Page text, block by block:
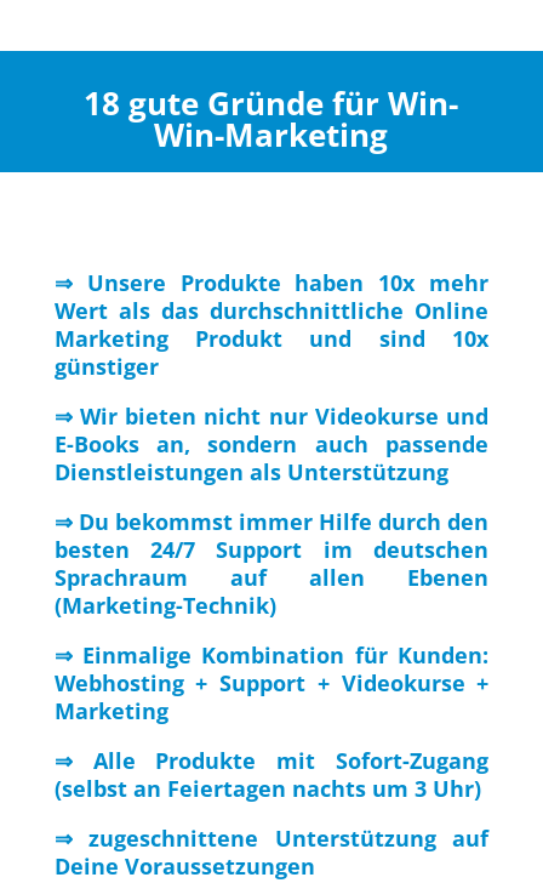
18 gute Gründe für Win-
Win-Marketing
⇒ Unsere Produkte haben 10x mehr
Wert als das durchschnittliche Online
Marketing Produkt und sind 10x
günstiger
⇒ Wir bieten nicht nur Videokurse und
E-Books an, sondern auch passende
Dienstleistungen als Unterstützung
⇒ Du bekommst immer Hilfe durch den
besten 24/7 Support im deutschen
Sprachraum auf allen Ebenen
(Marketing-Technik)
⇒ Einmalige Kombination für Kunden:
Webhosting + Support + Videokurse +
Marketing
⇒ Alle Produkte mit Sofort-Zugang
(selbst an Feiertagen nachts um 3 Uhr)
⇒ zugeschnittene Unterstützung auf
Deine Voraussetzungen